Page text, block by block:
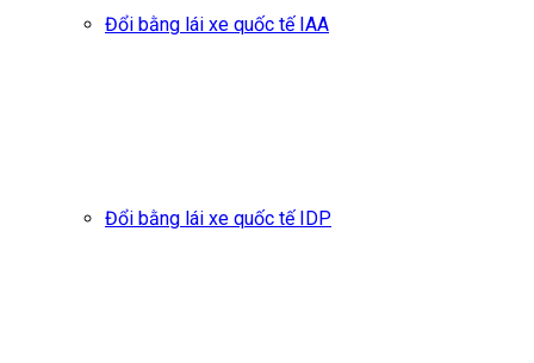
Đổi bằng lái xe quốc tế IAA
Đổi bằng lái xe quốc tế IDP